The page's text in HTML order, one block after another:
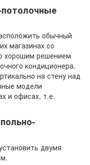
потолочные
обычный
магазинах со
хорошим решением
кондиционера.
на стену над
модели
и офисах, т.е.
двумя